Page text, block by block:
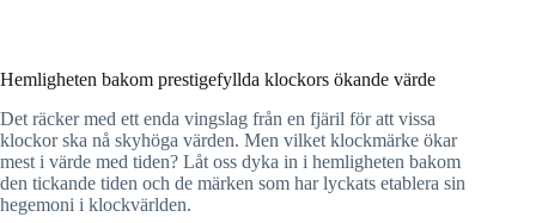
Hemligheten bakom prestigefyllda klockors ökande värde
Det räcker med ett enda vingslag från en fjäril för att vissa
klockor ska nå skyhöga värden. Men vilket klockmärke ökar
mest i värde med tiden? Låt oss dyka in i hemligheten bakom
den tickande tiden och de märken som har lyckats etablera sin
hegemoni i klockvärlden.